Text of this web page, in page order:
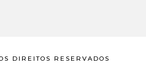
DIREITOS RESERVADOS